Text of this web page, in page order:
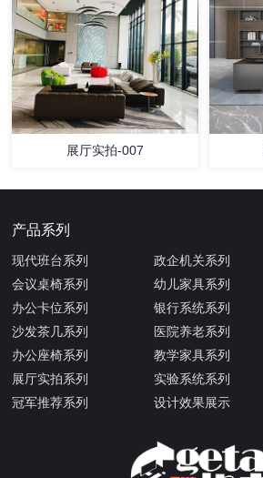
展厅实拍-007
产品系列
现代班台系列
会议桌椅系列
办公卡位系列
沙发茶几系列
办公座椅系列
展厅实拍系列
冠军推荐系列
政企机关系列
幼儿家具系列
银行系统系列
医院养老系列
教学家具系列
实验系统系列
设计效果展示